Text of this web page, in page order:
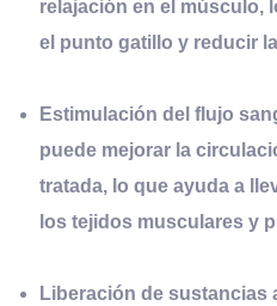
relajación en el músculo,
el punto gatillo y reducir
Estimulación del flujo
puede mejorar la
tratada, lo que ayuda a
los tejidos musculares y
Liberación de sustancias